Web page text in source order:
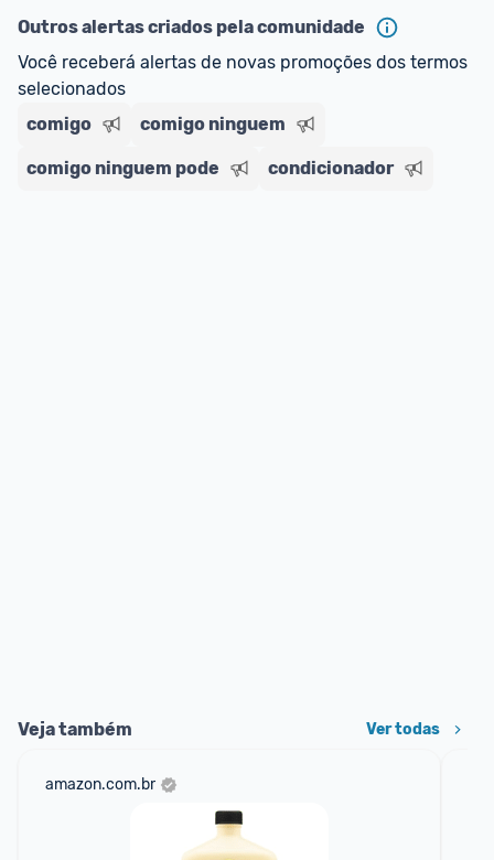
Outros alertas criados pela comunidade
Você receberá alertas de novas promoções dos termos
selecionados
comigo
comigo ninguem
comigo ninguem pode condicionador
Veja também Ver todas
amazon.com.br